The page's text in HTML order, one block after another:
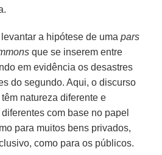
levantar a hipótese de umapars
que se inserem entre
em evidência os desastres
do segundo. Aqui, o discurso
natureza diferente e
com base no papel
para muitos bens privados,
como para os públicos.